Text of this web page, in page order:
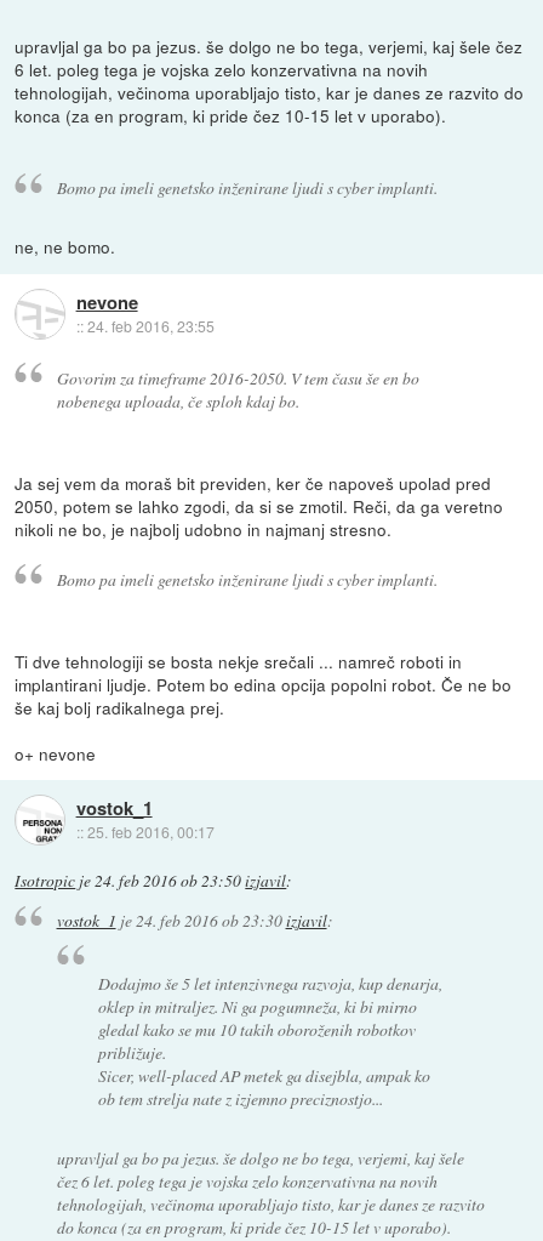
upravljal ga bo pa jezus. še dolgo ne bo tega, verjemi, kaj šele čez
6 let. poleg tega je vojska zelo konzervativna na novih
tehnologijah, večinoma uporabljajo tisto, kar je danes ze razvito do
konca (za en program, ki pride čez 10-15 let v uporabo).
Bomo pa imeli genetsko inženirane ljudi s cyber implanti.
ne, ne bomo.
nevone
::24. feb 2016, 23:55
Govorim za timeframe 2016-2050. V tem času še en bo
nobenega uploada, če sploh kdaj bo.
Ja sej vem da moraš bit previden, ker če napoveš upolad pred
2050, potem se lahko zgodi, da si se zmotil. Reči, da ga veretno
nikoli ne bo, je najbolj udobno in najmanj stresno.
Bomo pa imeli genetsko inženirane ljudi s cyber implanti.
Ti dve tehnologiji se bosta nekje srečali ... namreč roboti in
implantirani ljudje. Potem bo edina opcija popolni robot. Če ne bo
še kaj bolj radikalnega prej.
o+ nevone
vostok_1
::25. feb 2016, 00:17
Isotropic je24. feb 2016 ob 23:50izjavil:
vostok_1 je24. feb 2016 ob 23:30izjavil:
Dodajmo še 5 let intenzivnega razvoja, kup denarja,
oklep in mitraljez. Ni ga pogumneža, ki bi mirno
gledal kako se mu 10 takih oboroženih robotkov
približuje.
Sicer, well-placed AP metek ga disejbla, ampak ko
ob tem strelja nate z izjemno preciznostjo...
upravljal ga bo pa jezus. še dolgo ne bo tega, verjemi, kaj šele
čez 6 let. poleg tega je vojska zelo konzervativna na novih
tehnologijah, večinoma uporabljajo tisto, kar je danes ze razvito
do konca (za en program, ki pride čez 10-15 let v uporabo).